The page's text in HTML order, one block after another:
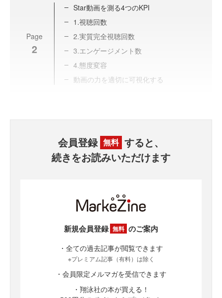
Page
2
Star動画を測る4つのKPI
1.視聴回数
2.実質完全視聴回数
3.エンゲージメント数
4.態度変容
動画の力を適切に可視化する
会員登録 無料 すると、
続きをお読みいただけます
新規会員登録 無料 のご案内
・全ての過去記事が閲覧できます
※プレミアム記事（有料）は除く
・会員限定メルマガを受信できます
・翔泳社の本が買える！